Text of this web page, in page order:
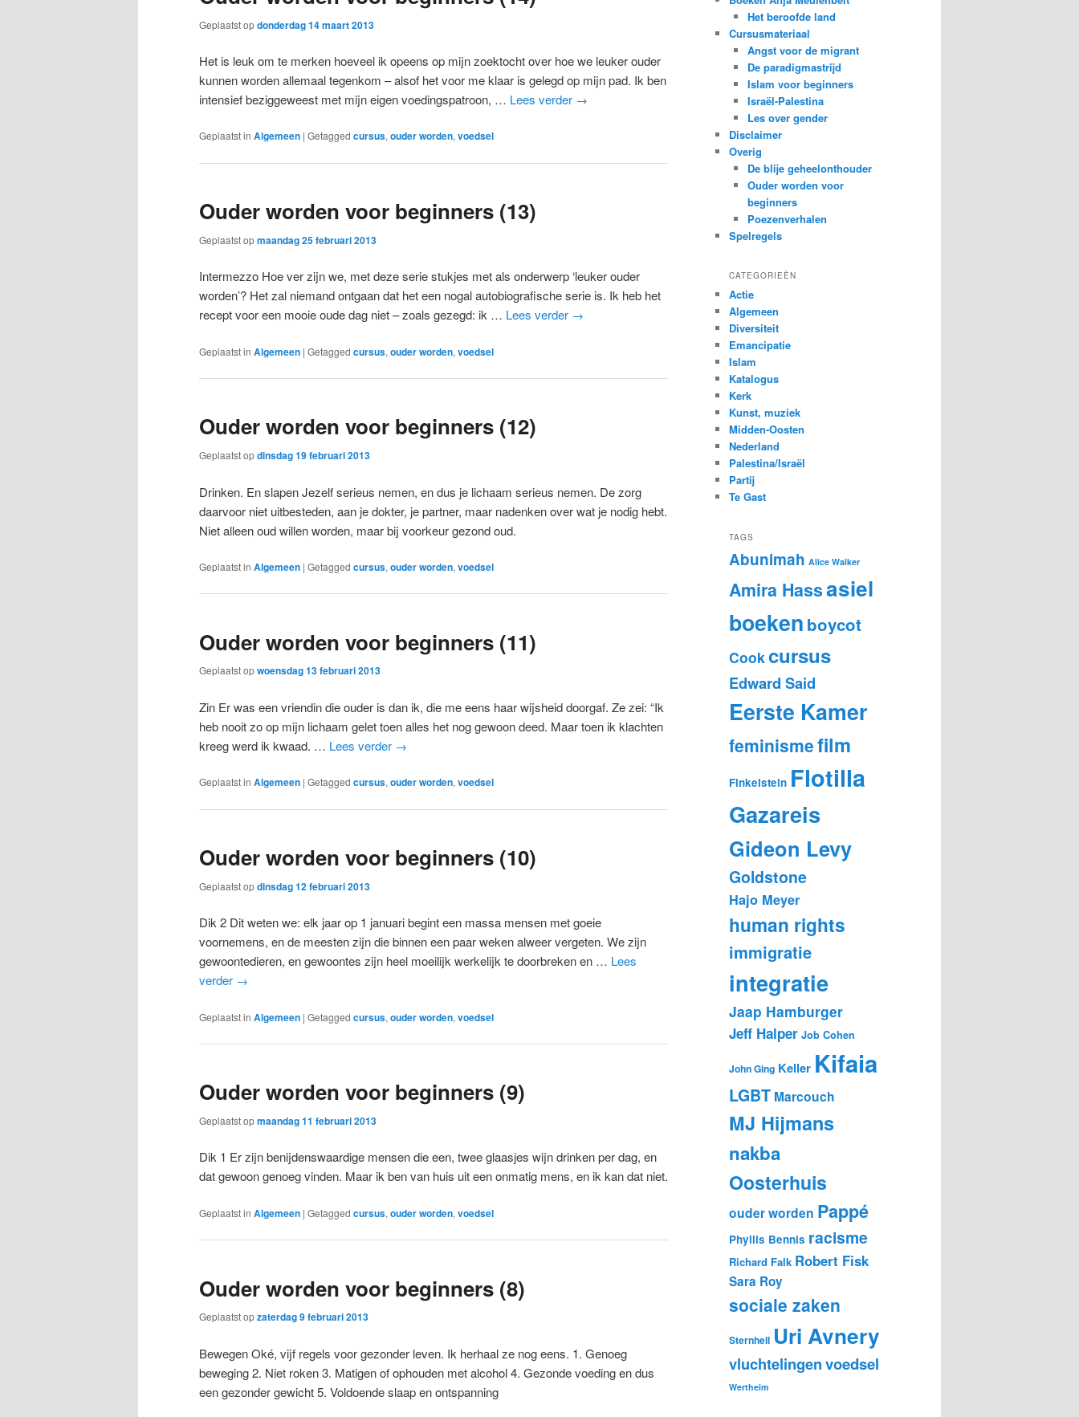
Geplaatst opdonderdag 14 maart 2013
Het is leuk om te merken hoeveel ik opeens op mijn zoektocht over hoe we leuker ouder
kunnen worden allemaal tegenkom – alsof het voor me klaar is gelegd op mijn pad. Ik ben
intensief beziggeweest met mijn eigen voedingspatroon, … Lees verder →
Geplaatst in Algemeen | Getagged cursus, ouder worden, voedsel
Ouder worden voor beginners (13)
Geplaatst opmaandag 25 februari 2013
Intermezzo Hoe ver zijn we, met deze serie stukjes met als onderwerp ‘leuker ouder
worden’? Het zal niemand ontgaan dat het een nogal autobiografische serie is. Ik heb het
recept voor een mooie oude dag niet – zoals gezegd: ik … Lees verder →
Geplaatst in Algemeen | Getagged cursus, ouder worden, voedsel
Ouder worden voor beginners (12)
Geplaatst opdinsdag 19 februari 2013
Drinken. En slapen Jezelf serieus nemen, en dus je lichaam serieus nemen. De zorg
daarvoor niet uitbesteden, aan je dokter, je partner, maar nadenken over wat je nodig hebt.
Niet alleen oud willen worden, maar bij voorkeur gezond oud.
Geplaatst in Algemeen | Getagged cursus, ouder worden, voedsel
Ouder worden voor beginners (11)
Geplaatst opwoensdag 13 februari 2013
Zin Er was een vriendin die ouder is dan ik, die me eens haar wijsheid doorgaf. Ze zei: “Ik
heb nooit zo op mijn lichaam gelet toen alles het nog gewoon deed. Maar toen ik klachten
kreeg werd ik kwaad. … Lees verder →
Geplaatst in Algemeen | Getagged cursus, ouder worden, voedsel
Ouder worden voor beginners (10)
Geplaatst opdinsdag 12 februari 2013
Dik 2 Dit weten we: elk jaar op 1 januari begint een massa mensen met goeie
voornemens, en de meesten zijn die binnen een paar weken alweer vergeten. We zijn
gewoontedieren, en gewoontes zijn heel moeilijk werkelijk te doorbreken en … Lees
verder →
Geplaatst in Algemeen | Getagged cursus, ouder worden, voedsel
Ouder worden voor beginners (9)
Geplaatst opmaandag 11 februari 2013
Dik 1 Er zijn benijdenswaardige mensen die een, twee glaasjes wijn drinken per dag, en
dat gewoon genoeg vinden. Maar ik ben van huis uit een onmatig mens, en ik kan dat niet.
Geplaatst in Algemeen | Getagged cursus, ouder worden, voedsel
Ouder worden voor beginners (8)
Geplaatst opzaterdag 9 februari 2013
Bewegen Oké, vijf regels voor gezonder leven. Ik herhaal ze nog eens. 1. Genoeg
beweging 2. Niet roken 3. Matigen of ophouden met alcohol 4. Gezonde voeding en dus
een gezonder gewicht 5. Voldoende slaap en ontspanning
Het beroofde land
Cursusmateriaal
Angst voor de migrant
De paradigmastrijd
Islam voor beginners
Israël-Palestina
Les over gender
Disclaimer
Overig
De blije geheelonthouder
Ouder worden voor
beginners
Poezenverhalen
Spelregels
CATEGORIEËN
Actie
Algemeen
Diversiteit
Emancipatie
Islam
Katalogus
Kerk
Kunst, muziek
Midden-Oosten
Nederland
Palestina/Israël
Partij
Te Gast
TAGS
Abunimah Alice Walker
Amira Hassasiel
boeken boycot
Cookcursus
Edward Said
Eerste Kamer
feminismefilm
Finkelstein Flotilla
Gazareis
Gideon Levy
Goldstone
Hajo Meyer
human rights
immigratie
integratie
Jaap Hamburger
Jeff Halper Job Cohen
John Ging Keller Kifaia
LGBT Marcouch
MJ Hijmans
nakba
Oosterhuis
ouder worden Pappé
Phyllis Bennis racisme
Richard Falk Robert Fisk
Sara Roy
sociale zaken
Sternhell Uri Avnery
vluchtelingenvoedsel
Wertheim